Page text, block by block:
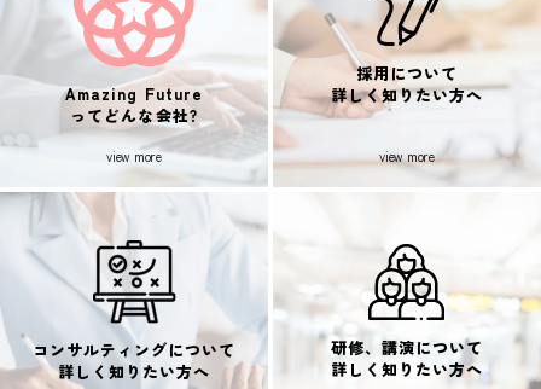
Amazing Future
ってどんな会社?
view more
採用について
詳しく知りたい方へ
view more
コンサルティングについて
詳しく知りたい方へ
研修、講演について
詳しく知りたい方へ